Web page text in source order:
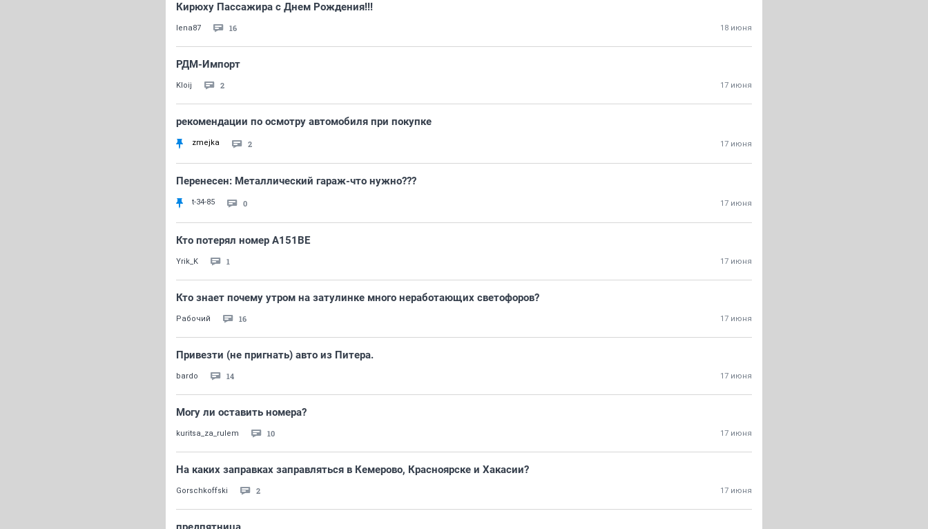
Кирюху Пассажира с Днем Рождения!!!
lena87 16 18 июня
РДМ-Импорт
Kloij 2 17 июня
рекомендации по осмотру автомобиля при покупке
zmejka 2 17 июня
Перенесен: Металлический гараж-что нужно???
t-34-85 0 17 июня
Кто потерял номер А151ВЕ
Yrik_K 1 17 июня
Кто знает почему утром на затулинке много неработающих светофоров?
Рабочий 16 17 июня
Привезти (не пригнать) авто из Питера.
bardo 14 17 июня
Могу ли оставить номера?
kuritsa_za_rulem 10 17 июня
На каких заправках заправляться в Кемерово, Красноярске и Хакасии?
Gorschkoffski 2 17 июня